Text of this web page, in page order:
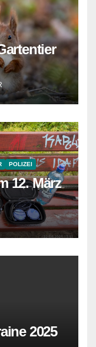
POLIZEI
12. März
2025